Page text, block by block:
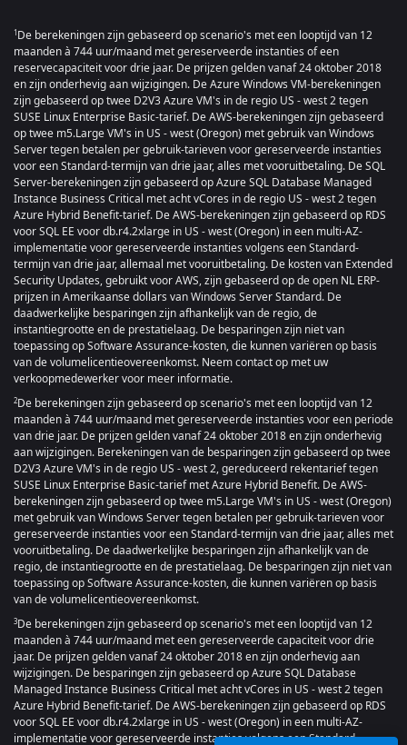
1 De berekeningen zijn gebaseerd op scenario's met een looptijd van 12
maanden à 744 uur/maand met gereserveerde instanties of een
reservecapaciteit voor drie jaar. De prijzen gelden vanaf 24 oktober 2018
en zijn onderhevig aan wijzigingen. De Azure Windows VM-berekeningen
zijn gebaseerd op twee D2V3 Azure VM's in de regio US - west 2 tegen
SUSE Linux Enterprise Basic-tarief. De AWS-berekeningen zijn gebaseerd
op twee m5.Large VM's in US - west (Oregon) met gebruik van Windows
Server tegen betalen per gebruik-tarieven voor gereserveerde instanties
voor een Standard-termijn van drie jaar, alles met vooruitbetaling. De SQL
Server-berekeningen zijn gebaseerd op Azure SQL Database Managed
Instance Business Critical met acht vCores in de regio US - west 2 tegen
Azure Hybrid Benefit-tarief. De AWS-berekeningen zijn gebaseerd op RDS
voor SQL EE voor db.r4.2xlarge in US - west (Oregon) in een multi-AZ-
implementatie voor gereserveerde instanties volgens een Standard-
termijn van drie jaar, allemaal met vooruitbetaling. De kosten van Extended
Security Updates, gebruikt voor AWS, zijn gebaseerd op de open NL ERP-
prijzen in Amerikaanse dollars van Windows Server Standard. De
daadwerkelijke besparingen zijn afhankelijk van de regio, de
instantiegrootte en de prestatielaag. De besparingen zijn niet van
toepassing op Software Assurance-kosten, die kunnen variëren op basis
van de volumelicentieovereenkomst. Neem contact op met uw
verkoopmedewerker voor meer informatie.
2De berekeningen zijn gebaseerd op scenario's met een looptijd van 12
maanden à 744 uur/maand met gereserveerde instanties voor een periode
van drie jaar. De prijzen gelden vanaf 24 oktober 2018 en zijn onderhevig
aan wijzigingen. Berekeningen van de besparingen zijn gebaseerd op twee
D2V3 Azure VM's in de regio US - west 2, gereduceerd rekentarief tegen
SUSE Linux Enterprise Basic-tarief met Azure Hybrid Benefit. De AWS-
berekeningen zijn gebaseerd op twee m5.Large VM's in US - west (Oregon)
met gebruik van Windows Server tegen betalen per gebruik-tarieven voor
gereserveerde instanties voor een Standard-termijn van drie jaar, alles met
vooruitbetaling. De daadwerkelijke besparingen zijn afhankelijk van de
regio, de instantiegrootte en de prestatielaag. De besparingen zijn niet van
toepassing op Software Assurance-kosten, die kunnen variëren op basis
van de volumelicentieovereenkomst.
3De berekeningen zijn gebaseerd op scenario's met een looptijd van 12
maanden à 744 uur/maand met een gereserveerde capaciteit voor drie
jaar. De prijzen gelden vanaf 24 oktober 2018 en zijn onderhevig aan
wijzigingen. De besparingen zijn gebaseerd op Azure SQL Database
Managed Instance Business Critical met acht vCores in US - west 2 tegen
Azure Hybrid Benefit-tarief. De AWS-berekeningen zijn gebaseerd op RDS
voor SQL EE voor db.r4.2xlarge in US - west (Oregon) in een multi-AZ-
implementatie voor gereserveerde instanties volgens een Standard-